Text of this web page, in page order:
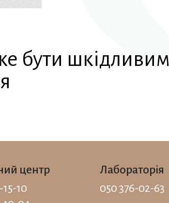
бути шкідливим
центр
10
Лабораторія
050 376-02-63